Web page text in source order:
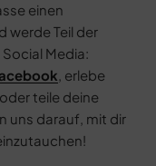
einen
werde Teil der
Media:
, erlebe
oder teile deine
uns darauf, mit dir